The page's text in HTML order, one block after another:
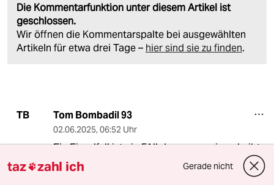
Die Kommentarfunktion unter diesem Artikel ist
geschlossen.
Wir öffnen die Kommentarspalte bei ausgewählten
Artikeln für etwa drei Tage – hier sind sie zu finden.
TB Tom Bombadil 93
02.06.2025, 06:52 Uhr
Ein Einzelfall ist ein FAll den es nur einmal gibt.
Gibt es mehr davon ist es mindestenz eine
taz zahl ich Gerade nicht